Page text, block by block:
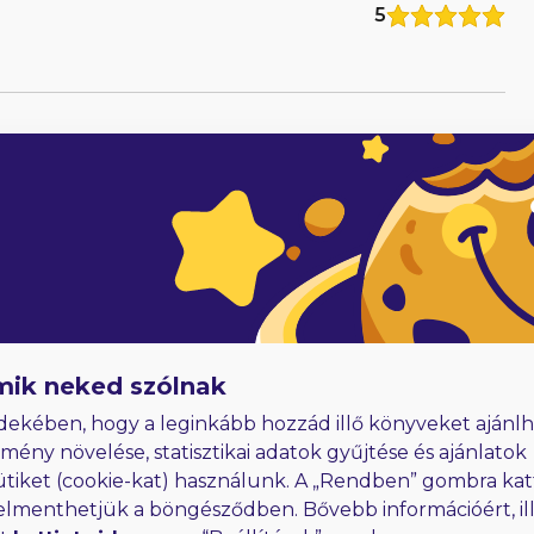
5
5
neked szólnak
hogy a leginkább hozzád illő könyveket
növelése, statisztikai adatok gyűjtése és ajánlatok
(cookie-kat) használunk. A „Rendben” gombra
a böngésződben. Bővebb információért,